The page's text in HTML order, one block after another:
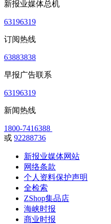
新报业媒体总机
63196319
订阅热线
63883838
早报广告联系
63196319
新闻热线
1800-7416388
或 92288736
新报业媒体网站
网络条款
个人资料保护声明
全检索
ZShop集品店
海峡时报
商业时报